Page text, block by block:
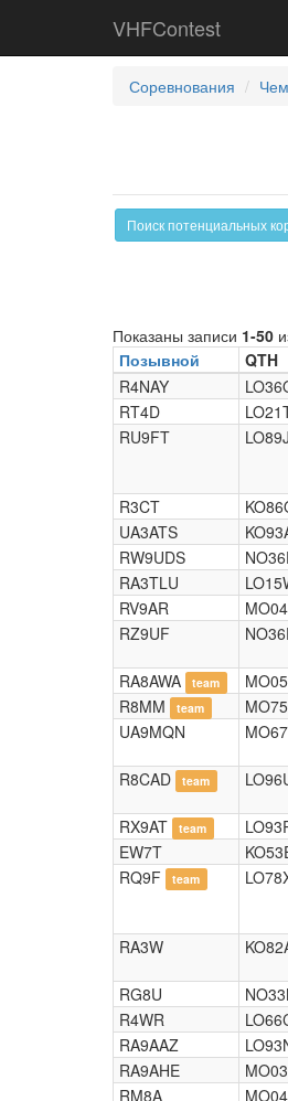
VHFContest
Соревнования
Поиск потенциальных
Показаны записи 1-50
Позывной
QTH
R4NAY
RT4D
RU9FT
R3CT
UA3ATS
RW9UDS
RA3TLU
RV9AR
RZ9UF
RA8AWA team
R8MM
team
UA9MQN
R8CAD team
RX9AT team
EW7T
RQ9F
team
RA3W
RG8U
R4WR
RA9AAZ
RA9AHE
RM8A